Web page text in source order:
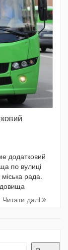
додатковий
по вулиці
рада.
Читати далi